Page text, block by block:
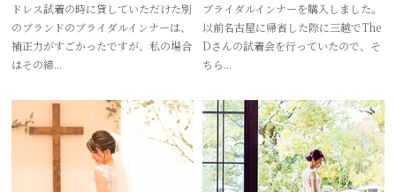
ドレス試着の時に貸していただけた別
のブランドのブライダルインナーは、
補正力がすごかったですが、私の場合
はその締...
ブライダルインナーを購入しました。
以前名古屋に帰省した際に三越でThe
Dさんの試着会を行っていたので、そ
ちら...